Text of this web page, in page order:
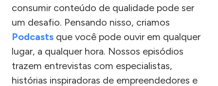
consumir conteúdo de qualidade pode ser
um desafio. Pensando nisso, criamos
Podcasts que você pode ouvir em qualquer
lugar, a qualquer hora. Nossos episódios
trazem entrevistas com especialistas,
histórias inspiradoras de empreendedores e